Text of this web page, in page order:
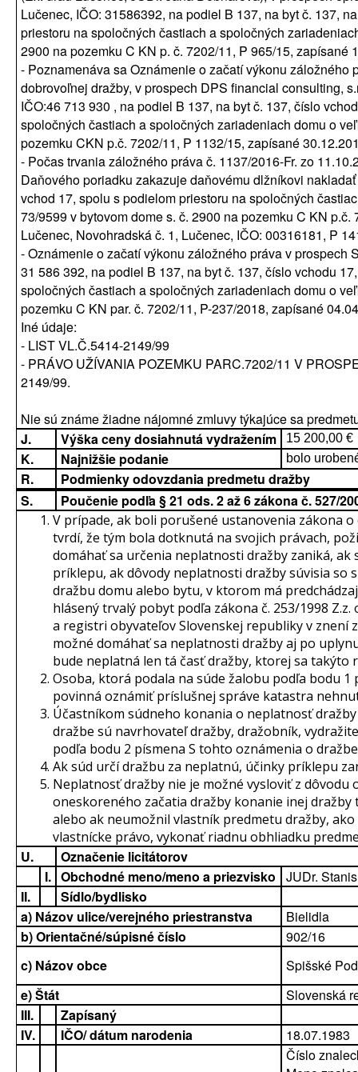
Lučenec, IČO: 31586392, na podiel B 137, na byt č. 137,
priestoru na spoločných častiach a spoločných
2900 na pozemku C KN p. č. 7202/11, P 965/15, zapísané
- Poznamenáva sa Oznámenie o začatí výkonu záložného
dobrovoľnej dražby, v prospech DPS financial consulting,
IČO:46 713 930 , na podiel B 137, na byt č. 137, číslo
spoločných častiach a spoločných zariadeniach domu o
pozemku CKN p.č. 7202/11, P 1132/15, zapísané
- Počas trvania záložného práva č. 1137/2016-Fr. zo
Daňového poriadku zakazuje daňovému dlžníkovi
vchod 17, spolu s podielom priestoru na spoločných
73/9599 v bytovom dome s. č. 2900 na pozemku C KN
Lučenec, Novohradská č. 1, Lučenec, IČO: 00316181, P
- Oznámenie o začatí výkonu záložného práva v prospech
31 586 392, na podiel B 137, na byt č. 137, číslo vchodu
spoločných častiach a spoločných zariadeniach domu o
pozemku C KN par. č. 7202/11, P-237/2018, zapísané
Iné údaje:
- LIST VL.Č.5414-2149/99
- PRÁVO UŽÍVANIA POZEMKU PARC.7202/11 V
2149/99.
Nie sú známe žiadne nájomné zmluvy týkajúce sa
J.
Výška ceny dosiahnutá vydražením 15 200,00 €
K. Najnižšie podanie bolo
R.
Podmienky odovzdania predmetu dražby
S.
Poučenie podľa § 21 ods. 2 až 6 zákona č. 527/
V prípade, ak boli porušené ustanovenia zákona
tvrdí, že tým bola dotknutá na svojich právach,
domáhať sa určenia neplatnosti dražby zaniká,
príklepu, ak dôvody neplatnosti dražby súvisia so
dražbu domu alebo bytu, v ktorom má
hlásený trvalý pobyt podľa zákona č. 253/1998
a registri obyvateľov Slovenskej republiky v znení
možné domáhať sa neplatnosti dražby aj po
bude neplatná len tá časť dražby, ktorej sa takýto
Osoba, ktorá podala na súde žalobu podľa bodu
povinná oznámiť príslušnej správe katastra
Účastníkom súdneho konania o neplatnosť
dražbe sú navrhovateľ dražby, dražobník,
podľa bodu 2 písmena S tohto oznámenia o
Ak súd určí dražbu za neplatnú, účinky príklepu
Neplatnosť dražby nie je možné vysloviť z
oneskoreného začatia dražby konanie inej
alebo ak neumožnil vlastník predmetu dražby,
vlastnícke právo, vykonať riadnu obhliadku
U.
Označenie licitátorov
I. Obchodné meno/meno a priezvisko
JUDr.
II.
Sídlo/bydlisko
a) Názov ulice/verejného priestranstva
Bielidla
b) Orientačné/súpisné číslo
902/16
c) Názov obce
Spišské
e) Štát
Slovenská
III.
Zapísaný
IV.
IČO/ dátum narodenia
18.07.1983
Číslo